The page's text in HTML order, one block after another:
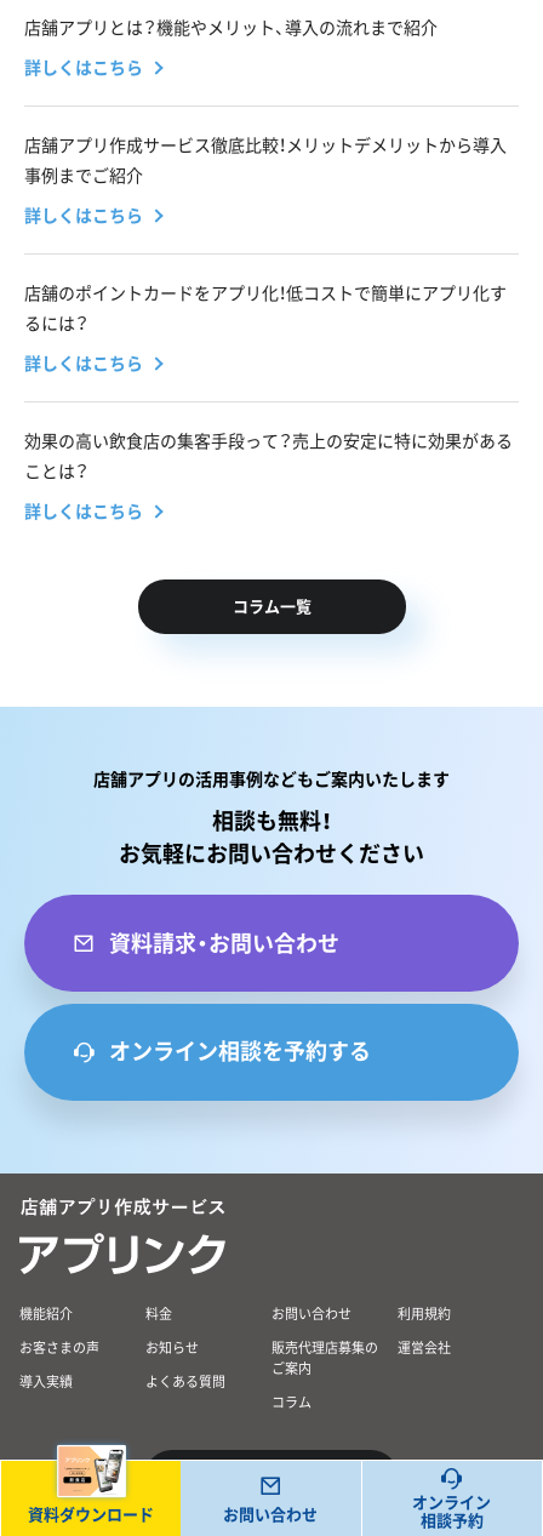
店舗アプリとは？機能やメリット、導入の流れまで紹介
詳しくはこちら
店舗アプリ作成サービス徹底比較！メリットデメリットから導入
事例までご紹介
詳しくはこちら
店舗のポイントカードをアプリ化！低コストで簡単にアプリ化す
るには？
詳しくはこちら
効果の高い飲食店の集客手段って？売上の安定に特に効果がある
ことは？
詳しくはこちら
コラム一覧
店舗アプリの活用事例などもご案内いたします
相談も無料！
お気軽にお問い合わせください
資料請求・お問い合わせ
オンライン相談を予約する
機能紹介
お客さまの声
導入実績
料金
お知らせ
よくある質問
お問い合わせ
販売代理店募集の
ご案内
コラム
利用規約
運営会社
アプリンク管理画面 ログイン
資料ダウンロード お問い合わせ
オンライン
相談予約